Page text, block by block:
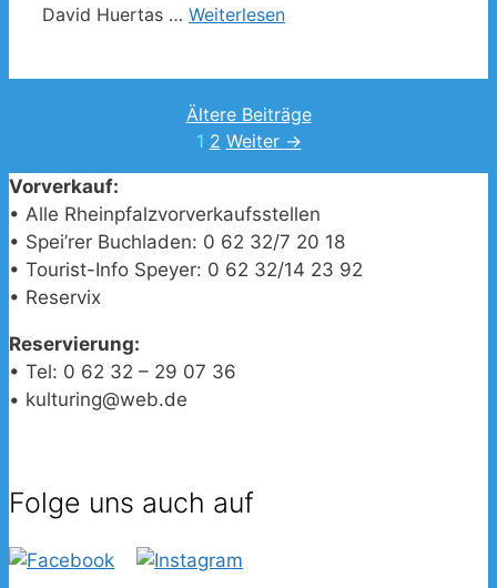
David Huertas … Weiterlesen
Ältere Beiträge
Seite
1 Seite
2 Weiter →
Vorverkauf:
• Alle Rheinpfalzvorverkaufsstellen
• Spei’rer Buchladen: 0 62 32/7 20 18
• Tourist-Info Speyer: 0 62 32/14 23 92
• Reservix
Reservierung:
• Tel: 0 62 32 – 29 07 36
• kulturing@web.de
Folge uns auch auf